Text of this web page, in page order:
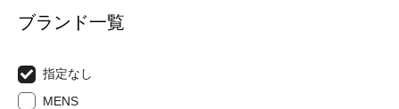
ブランド一覧
指定なし
MENS